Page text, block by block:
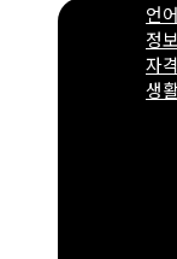
언
정
자
생